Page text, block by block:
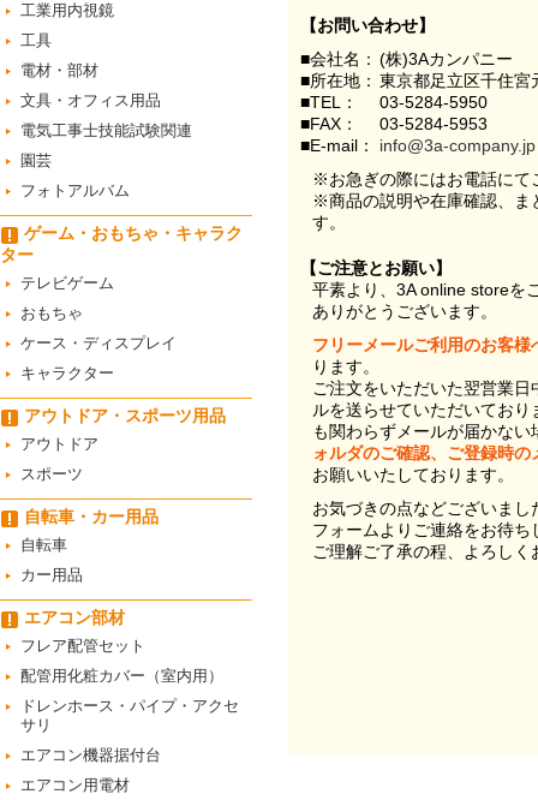
工業用内視鏡
工具
電材・部材
文具・オフィス用品
電気工事士技能試験関連
園芸
フォトアルバム
ゲーム・おもちゃ・キャラク
ター
テレビゲーム
おもちゃ
ケース・ディスプレイ
キャラクター
アウトドア・スポーツ用品
アウトドア
スポーツ
自転車・カー用品
自転車
カー用品
エアコン部材
フレア配管セット
配管用化粧カバー（室内用）
ドレンホース・パイプ・アクセ
サリ
エアコン機器据付台
エアコン用電材
【お問い合わせ】
■会社名： (株)3Aカンパニー
■所在地： 東京都足立区千住
■TEL：
03-5284-5950
■FAX：
03-5284-5953
■E-mail：
info@3a-company.jp
※お急ぎの際にはお電話にて
※商品の説明や在庫確認、ま
す。
【ご注意とお願い】
平素より、3A online storeを
ありがとうございます。
フリーメールご利用のお客様
ります。
ご注文をいただいた翌営業
ルを送らせていただいてお
も関わらずメールが届かない
ォルダのご確認、ご登録時
お願いいたしております。
お気づきの点などございま
フォームよりご連絡をお待ち
ご理解ご了承の程、よろし